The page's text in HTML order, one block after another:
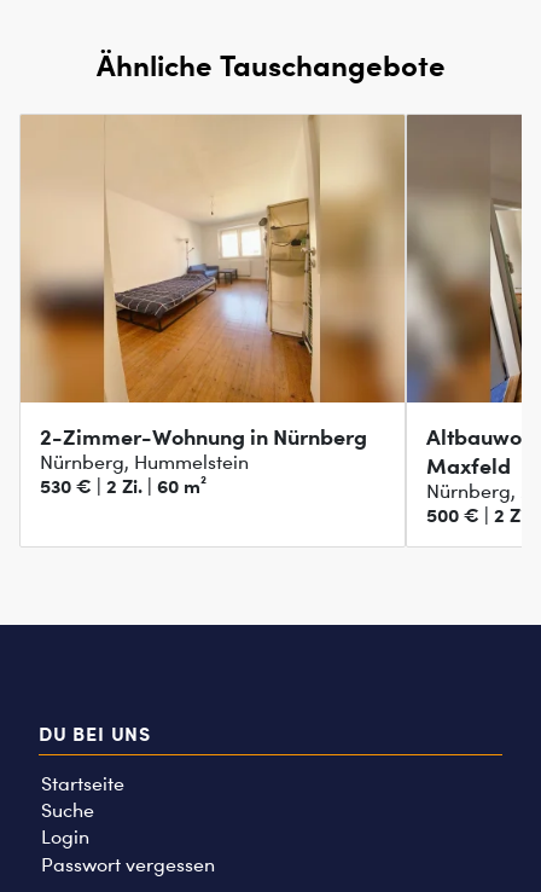
Ähnliche Tauschangebote
2-Zimmer-Wohnung in Nürnberg
Nürnberg, Hummelstein
530 € | 2 Zi. | 60 m²
Maxfeld
Nürnberg,
500 € | 2 Zi.
DU BEI UNS
Startseite
Suche
Login
Passwort vergessen